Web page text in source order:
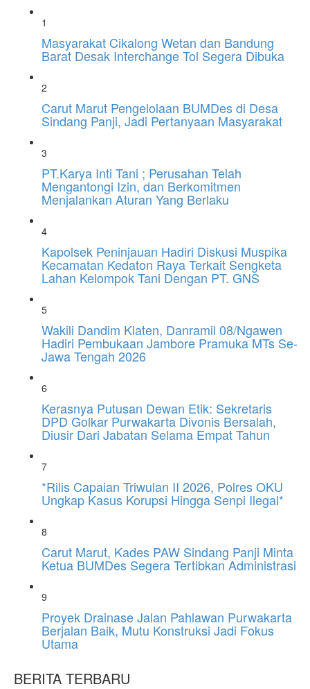
1
Masyarakat Cikalong Wetan dan Bandung
Barat Desak Interchange Tol Segera Dibuka
2
Carut Marut Pengelolaan BUMDes di Desa
Sindang Panji, Jadi Pertanyaan Masyarakat
3
PT.Karya Inti Tani ; Perusahan Telah
Mengantongi Izin, dan Berkomitmen
Menjalankan Aturan Yang Berlaku
4
Kapolsek Peninjauan Hadiri Diskusi Muspika
Kecamatan Kedaton Raya Terkait Sengketa
Lahan Kelompok Tani Dengan PT. GNS
5
Wakili Dandim Klaten, Danramil 08/Ngawen
Hadiri Pembukaan Jambore Pramuka MTs Se-
Jawa Tengah 2026
6
Kerasnya Putusan Dewan Etik: Sekretaris
DPD Golkar Purwakarta Divonis Bersalah,
Diusir Dari Jabatan Selama Empat Tahun
7
*Rilis Capaian Triwulan II 2026, Polres OKU
Ungkap Kasus Korupsi Hingga Senpi Ilegal*
8
Carut Marut, Kades PAW Sindang Panji Minta
Ketua BUMDes Segera Tertibkan Administrasi
9
Proyek Drainase Jalan Pahlawan Purwakarta
Berjalan Baik, Mutu Konstruksi Jadi Fokus
Utama
BERITA TERBARU